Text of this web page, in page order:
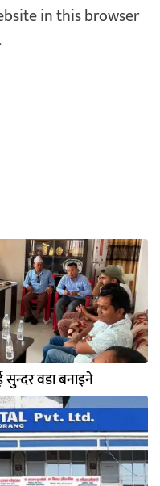
in this browser
सुन्दर वडा बनाइने